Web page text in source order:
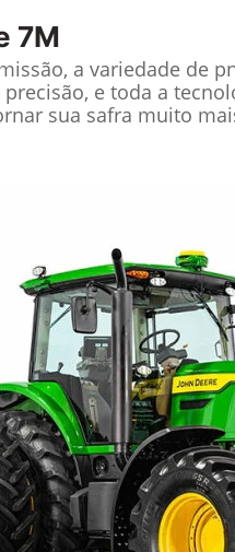
7M
a variedade de